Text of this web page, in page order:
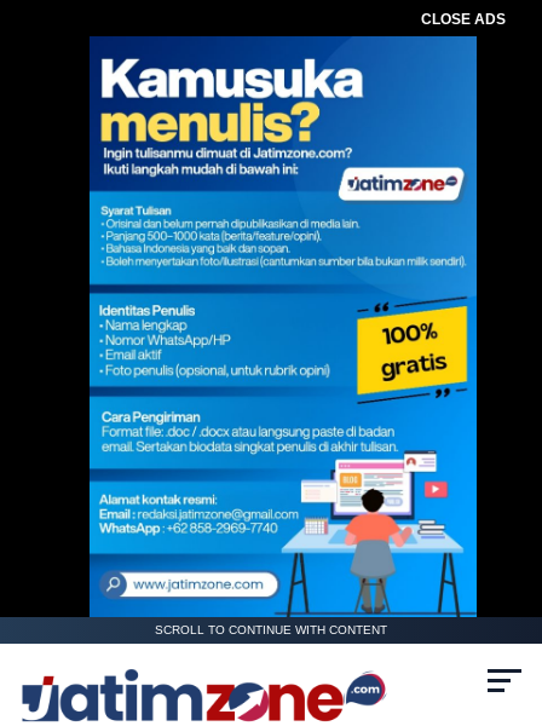
CLOSE ADS
SCROLL TO CONTINUE WITH CONTENT